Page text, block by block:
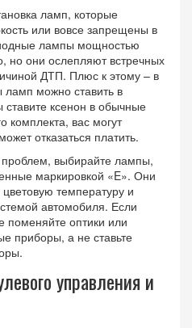
ламп, которые
или вовсе запрещены в
лампы мощностью
но они ослепляют встречных
ДТП. Плюс к этому – в
можно ставить в
ксенон в обычные
комплекта, вас могут
отказаться платить.
выбирайте лампы,
маркировкой «E». Они
температуру и
автомобиля. Если
поменяйте оптики или
приборы, а не ставьте
управления и